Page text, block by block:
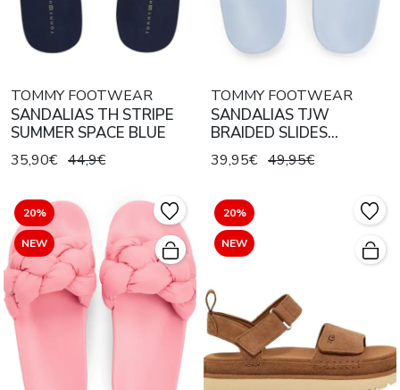
TOMMY FOOTWEAR
SANDALIAS TH STRIPE
SUMMER SPACE BLUE
35,90€ 44,9€
TOMMY FOOTWEAR
SANDALIAS TJW
BRAIDED SLIDES
SOARING SKIES
39,95€ 49,95€
20%
NEW
20%
NEW